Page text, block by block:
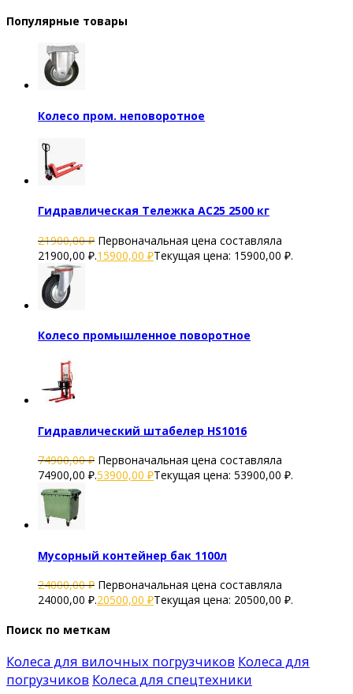
Популярные товары
Колесо пром. неповоротное
Гидравлическая Тележка AC25 2500 кг
21900,00₽ Первоначальная цена составляла
21900,00 ₽.15900,00 ₽Текущая цена: 15900,00 ₽.
Колесо промышленное поворотное
Гидравлический штабелер HS1016
74900,00₽ Первоначальная цена составляла
74900,00 ₽.53900,00 ₽Текущая цена: 53900,00 ₽.
Мусорный контейнер бак 1100л
24000,00₽ Первоначальная цена составляла
24000,00 ₽.20500,00 ₽Текущая цена: 20500,00 ₽.
Поиск по меткам
Колеса для вилочных погрузчиков Колеса для
погрузчиков Колеса для спецтехники